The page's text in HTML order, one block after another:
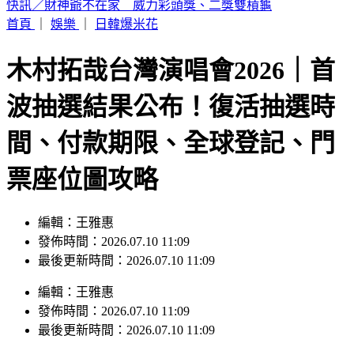
快訊／財神爺不在家 威力彩頭獎、二獎雙槓龜
首頁
娛樂 日韓爆米花
木村拓哉台灣演唱會2026｜首
波抽選結果公布！復活抽選時
間、付款期限、全球登記、門
票座位圖攻略
編輯：王雅惠
發佈時間：2026.07.10 11:09
最後更新時間：2026.07.10 11:09
編輯 ： 王雅惠
發佈時間： 2026.07.10 11:09
最後更新時間： 2026.07.10 11:09